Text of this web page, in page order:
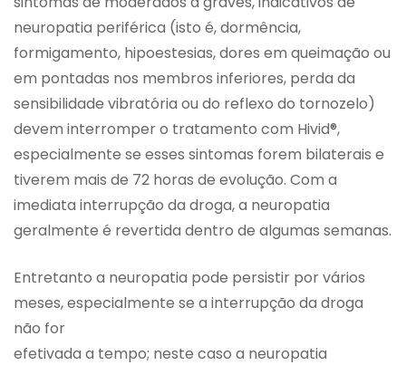
neuropatia periférica (isto é, dormência,
formigamento, hipoestesias, dores em queimação ou
em pontadas nos membros inferiores, perda da
sensibilidade vibratória ou do reflexo do tornozelo)
devem interromper o tratamento com Hivid®,
especialmente se esses sintomas forem bilaterais e
tiverem mais de 72 horas de evolução. Com a
imediata interrupção da droga, a neuropatia
geralmente é revertida dentro de algumas semanas.
Entretanto a neuropatia pode persistir por vários
meses, especialmente se a interrupção da droga
não for
efetivada a tempo; neste caso a neuropatia